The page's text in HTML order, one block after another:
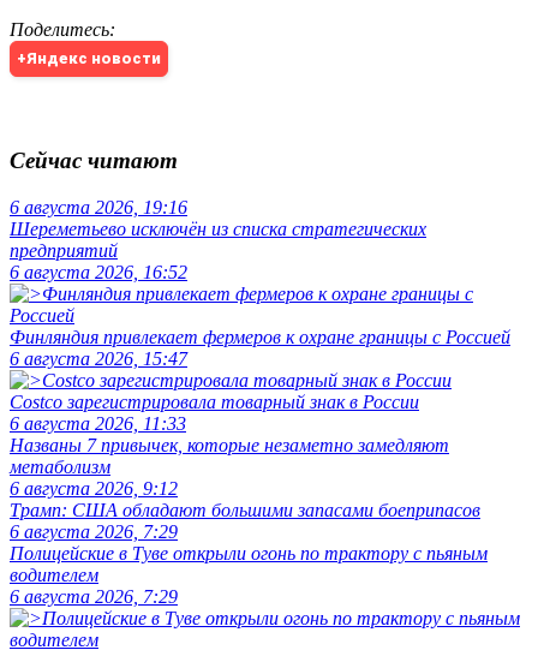
Поделитесь:
+Яндекс новости
Сейчас читают
6 августа 2026, 19:16
Шереметьево исключён из списка стратегических
предприятий
6 августа 2026, 16:52
Финляндия привлекает фермеров к охране границы с Россией
6 августа 2026, 15:47
Costco зарегистрировала товарный знак в России
6 августа 2026, 11:33
Названы 7 привычек, которые незаметно замедляют
метаболизм
6 августа 2026, 9:12
Трамп: США обладают большими запасами боеприпасов
6 августа 2026, 7:29
Полицейские в Туве открыли огонь по трактору с пьяным
водителем
6 августа 2026, 7:29